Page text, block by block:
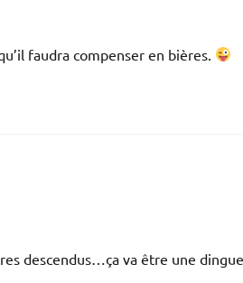
faudra compenser en bières.
descendus…ça va être une